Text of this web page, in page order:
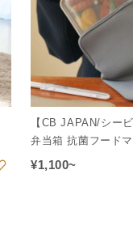
【CB JAPAN/シー
弁当箱 抗菌フード
¥1,100~